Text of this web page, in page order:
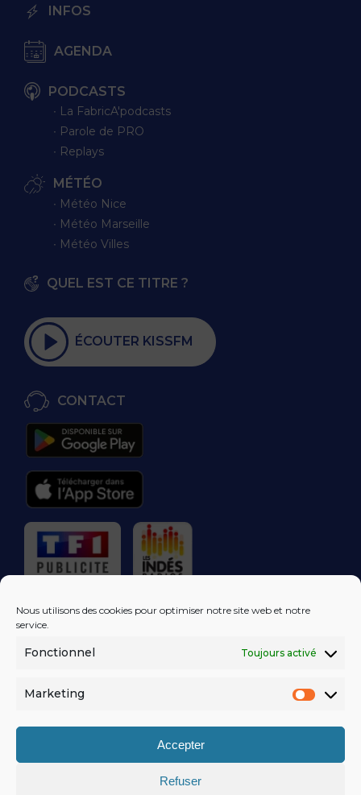
Nous utilisons des cookies pour optimiser notre site web et notre
service.
Fonctionnel Toujours activé
Marketing
Accepter
Refuser
INFOS
AGENDA
PODCASTS
∙ La FabricA'podcasts
∙ Parole de PRO
∙ Replays
MÉTÉO
∙ Météo Nice
∙ Météo Marseille
∙ Météo Villes
QUEL EST CE TITRE ?
ÉCOUTER KISSFM
CONTACT
RÉGIE PUBLICITAIRE
LES EXCLUS
DANS VOTRE